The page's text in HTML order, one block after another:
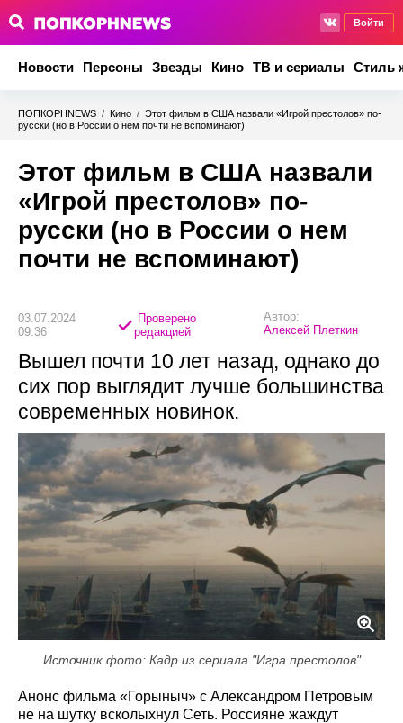
Войти
Новости Персоны Звезды Кино ТВ и сериалы Стиль
ПОПКОРНNEWS / Кино / Этот фильм в США назвали «Игрой престолов» по-
русски (но в России о нем почти не вспоминают)
Этот фильм в США назвали
«Игрой престолов» по-
русски (но в России о нем
почти не вспоминают)
03.07.2024
09:36
Проверено
редакцией
Автор:
Алексей Плеткин
Вышел почти 10 лет назад, однако до
сих пор выглядит лучше большинства
современных новинок.
Источник фото: Кадр из сериала "Игра престолов"
Анонс фильма «Горыныч» с Александром Петровым
не на шутку всколыхнул Сеть. Россияне жаждут